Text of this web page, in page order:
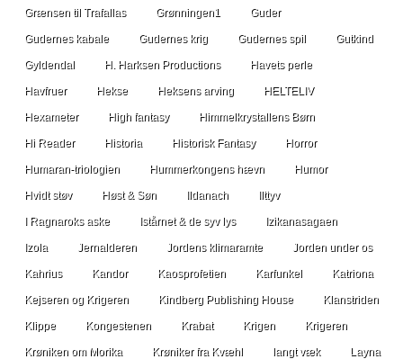
Grænsen til Trafallas Grønningen1 Guder
Gudernes kabale Gudernes krig Gudernes spil Gutkind
Gyldendal H. Harksen Productions Havets perle
Havfruer Hekse Heksens arving HELTELIV
Hexameter High fantasy Himmelkrystallens Børn
Hi Reader Historia Historisk Fantasy Horror
Humaran-triologien Hummerkongens hævn Humor
Hvidt støv Høst & Søn Ildanach Ilttyv
I Ragnaroks aske Istårnet & de syv lys Izikanasagaen
Izola Jernalderen Jordens klimaramte Jorden under os
Kahrius Kandor Kaosprofetien Karfunkel Katriona
Kejseren og Krigeren Kindberg Publishing House Klanstriden
Klippe Kongestenen Krabat Krigen Krigeren
Krøniken om Morika Krøniker fra Kvæhl langt væk Layna